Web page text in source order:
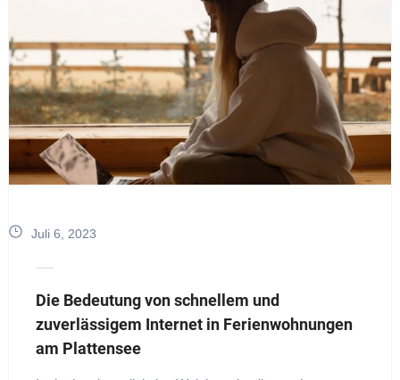
Juli 6, 2023
Die Bedeutung von schnellem und
zuverlässigem Internet in Ferienwohnungen
am Plattensee